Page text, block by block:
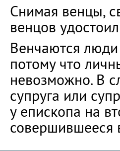
Снимая венцы,
венцов
Венчаются люди
потому что
невозможно. В
супруга или
у епископа на
совершившееся